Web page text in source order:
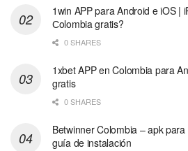
1win APP para Android e iOS |
Сolombia gratis?
0 SHARES
1xbet APP en Colombia para
gratis
0 SHARES
Betwinner Colombia – apk
guía de instalación